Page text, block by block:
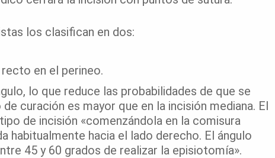
los clasifican en dos:
en el perineo.
lo que reduce las probabilidades de que se
curación es mayor que en la incisión mediana. El
de incisión «comenzándola en la comisura
habitualmente hacia el lado derecho. El ángulo
45 y 60 grados de realizar la episiotomía».